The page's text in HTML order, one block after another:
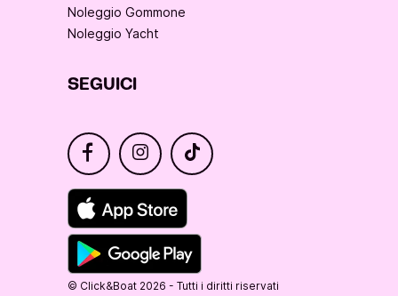
Noleggio Gommone
Noleggio Yacht
SEGUICI
© Click&Boat 2026 - Tutti i diritti riservati